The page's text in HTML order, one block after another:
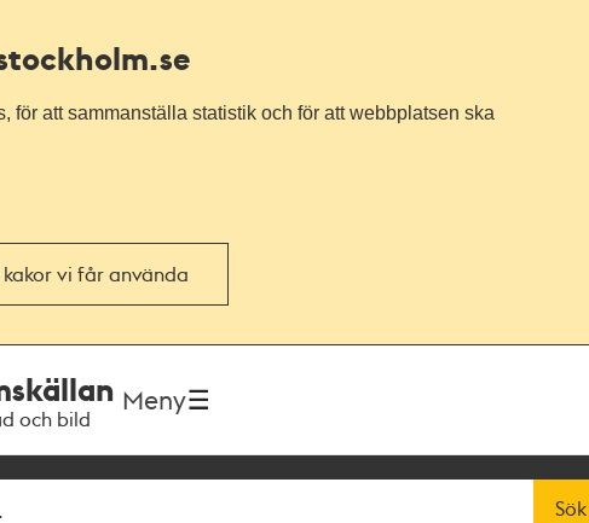
för att sammanställa statistik och för att webbplatsen ska
vi får använda
och bild
Meny
Sök